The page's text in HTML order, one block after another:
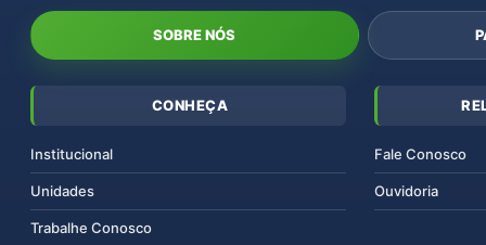
SOBRE NÓS
CONHEÇA
Institucional
Unidades
Trabalhe Conosco
Fale Conosco
Ouvidoria